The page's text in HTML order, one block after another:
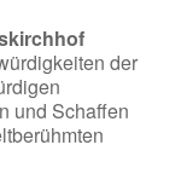
der
und Schaffen